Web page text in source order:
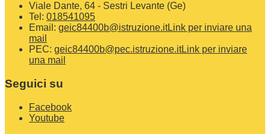
Viale Dante, 64 - Sestri Levante (Ge)
Tel: 018541095
Email: geic84400b@istruzione.itLink per inviare una
mail
PEC: geic84400b@pec.istruzione.itLink per inviare
una mail
Seguici su
Facebook
Youtube